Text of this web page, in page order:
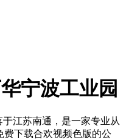
宁波工业园
江苏南通，是一家专业从
费下载合欢视频色版的公